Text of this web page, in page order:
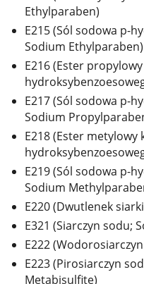
Ethylparaben)
E215 (Sól sodowa p-
Sodium Ethylparaben)
E216 (Ester
E217 (Sól sodowa p-
Sodium
E218 (Ester metylowy
E219 (Sól sodowa p-
Sodium
E220 (Dwutlenek
E321 (Siarczyn sodu;
E222
E223 (Pirosiarczyn
Metabisulfite)